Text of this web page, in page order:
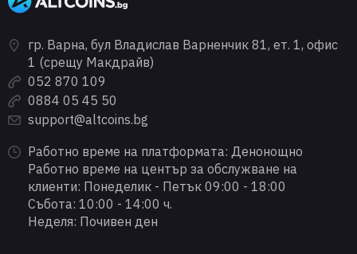
гр. Варна, бул Владислав Варненчик 81, ет. 1, офис
1 (срещу Макдрайв)
052 870 109
0884 05 45 50
support@altcoins.bg
Работно време на платформата: Денонощно
Работно време на център за обслужване на
клиенти: Понеделик - Петък 09:00 - 18:00
Събота: 10:00 - 14:00 ч.
Неделя: Почивен ден